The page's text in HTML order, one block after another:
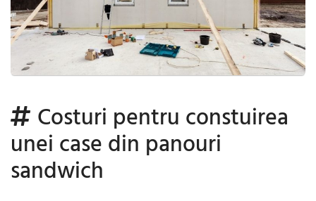
Costuri pentru constuirea
unei case din panouri
sandwich